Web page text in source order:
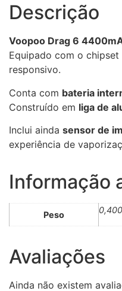
Descrição
Voopoo Drag 6
Equipado com o chipset
responsivo.
Conta com bateria
Construído em liga de
Inclui ainda sensor de
experiência de
Informação
Peso
Avaliações
Ainda não existem